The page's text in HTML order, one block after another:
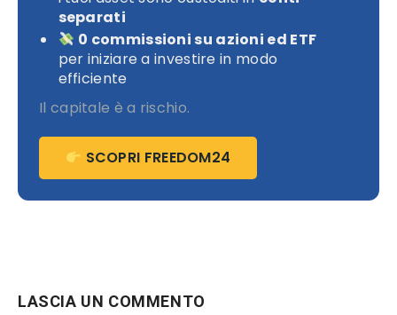
separati
0 commissioni su azioni ed ETF
per iniziare a investire in modo
efficiente
Il capitale è a rischio.
SCOPRI FREEDOM24
LASCIA UN COMMENTO